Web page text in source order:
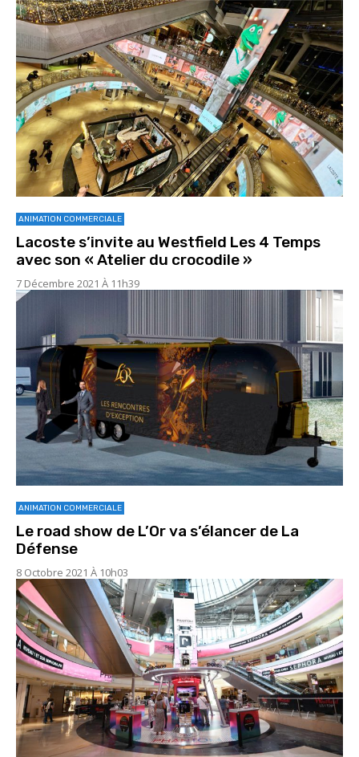
ANIMATION COMMERCIALE
Lacoste s’invite au Westfield Les 4 Temps
avec son « Atelier du crocodile »
7 Décembre 2021 À 11h39
ANIMATION COMMERCIALE
Le road show de L’Or va s’élancer de La
Défense
8 Octobre 2021 À 10h03